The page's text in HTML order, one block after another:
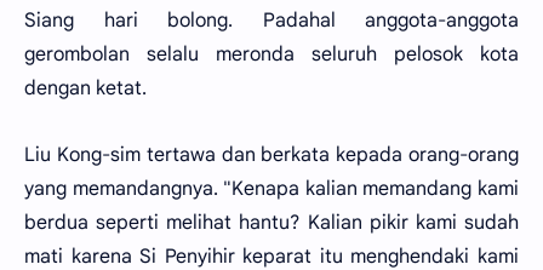
Siang hari bolong. Padahal anggota-anggota
gerombolan selalu meronda seluruh pelosok kota
dengan ketat.
Liu Kong-sim tertawa dan berkata kepada orang-orang
yang memandangnya. "Kenapa kalian memandang kami
berdua seperti melihat hantu? Kalian pikir kami sudah
mati karena Si Penyihir keparat itu menghendaki kami